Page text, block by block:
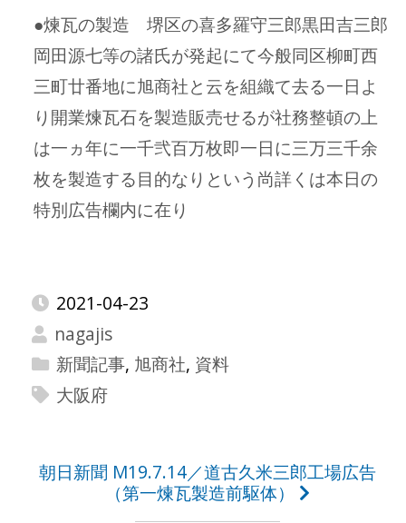
●煉瓦の製造 堺区の喜多羅守三郎黒田吉三郎
岡田源七等の諸氏が発起にて今般同区柳町西
三町廿番地に旭商社と云を組織て去る一日よ
り開業煉瓦石を製造販売せるが社務整頓の上
は一ヵ年に一千弐百万枚即一日に三万三千余
枚を製造する目的なりという尚詳くは本日の
特別広告欄内に在り
2021-04-23
nagajis
新聞記事, 旭商社, 資料
大阪府
投朝日新聞 M19.7.14／道古久米三郎工場広告
（第一煉瓦製造前駆体）